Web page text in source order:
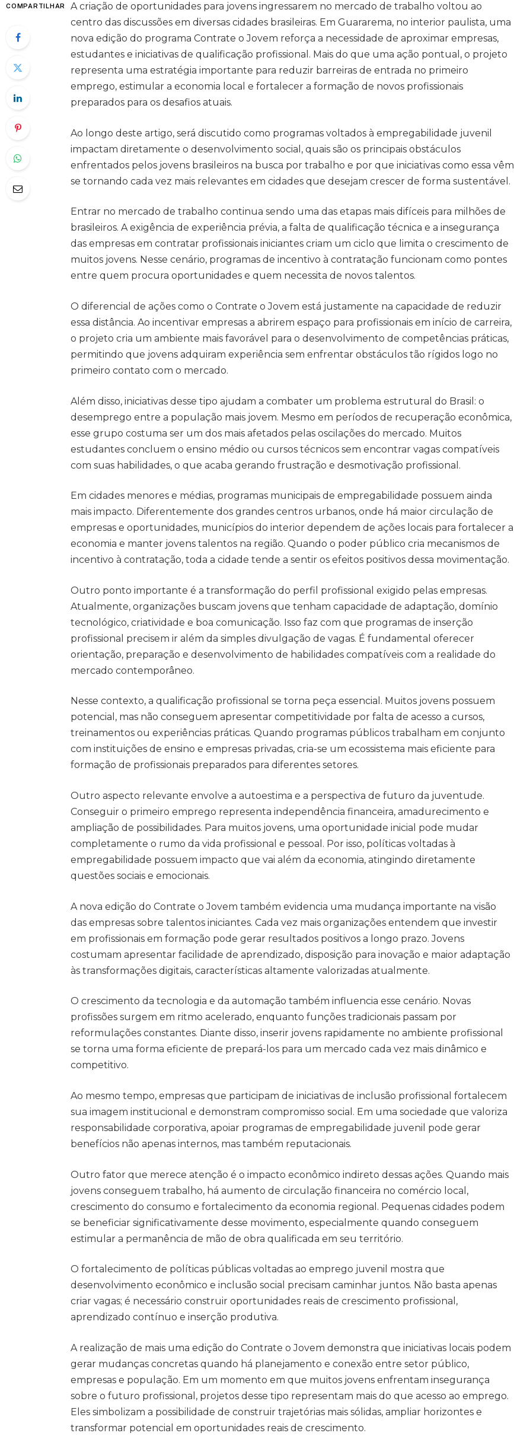
COMPARTILHAR
A criação de oportunidades para jovens ingressarem no mercado de trabalho voltou ao
centro das discussões em diversas cidades brasileiras. Em Guararema, no interior paulista, uma
nova edição do programa Contrate o Jovem reforça a necessidade de aproximar empresas,
estudantes e iniciativas de qualificação profissional. Mais do que uma ação pontual, o projeto
representa uma estratégia importante para reduzir barreiras de entrada no primeiro
emprego, estimular a economia local e fortalecer a formação de novos profissionais
preparados para os desafios atuais.
Ao longo deste artigo, será discutido como programas voltados à empregabilidade juvenil
impactam diretamente o desenvolvimento social, quais são os principais obstáculos
enfrentados pelos jovens brasileiros na busca por trabalho e por que iniciativas como essa vêm
se tornando cada vez mais relevantes em cidades que desejam crescer de forma sustentável.
Entrar no mercado de trabalho continua sendo uma das etapas mais difíceis para milhões de
brasileiros. A exigência de experiência prévia, a falta de qualificação técnica e a insegurança
das empresas em contratar profissionais iniciantes criam um ciclo que limita o crescimento de
muitos jovens. Nesse cenário, programas de incentivo à contratação funcionam como pontes
entre quem procura oportunidades e quem necessita de novos talentos.
O diferencial de ações como o Contrate o Jovem está justamente na capacidade de reduzir
essa distância. Ao incentivar empresas a abrirem espaço para profissionais em início de carreira,
o projeto cria um ambiente mais favorável para o desenvolvimento de competências práticas,
permitindo que jovens adquiram experiência sem enfrentar obstáculos tão rígidos logo no
primeiro contato com o mercado.
Além disso, iniciativas desse tipo ajudam a combater um problema estrutural do Brasil: o
desemprego entre a população mais jovem. Mesmo em períodos de recuperação econômica,
esse grupo costuma ser um dos mais afetados pelas oscilações do mercado. Muitos
estudantes concluem o ensino médio ou cursos técnicos sem encontrar vagas compatíveis
com suas habilidades, o que acaba gerando frustração e desmotivação profissional.
Em cidades menores e médias, programas municipais de empregabilidade possuem ainda
mais impacto. Diferentemente dos grandes centros urbanos, onde há maior circulação de
empresas e oportunidades, municípios do interior dependem de ações locais para fortalecer a
economia e manter jovens talentos na região. Quando o poder público cria mecanismos de
incentivo à contratação, toda a cidade tende a sentir os efeitos positivos dessa movimentação.
Outro ponto importante é a transformação do perfil profissional exigido pelas empresas.
Atualmente, organizações buscam jovens que tenham capacidade de adaptação, domínio
tecnológico, criatividade e boa comunicação. Isso faz com que programas de inserção
profissional precisem ir além da simples divulgação de vagas. É fundamental oferecer
orientação, preparação e desenvolvimento de habilidades compatíveis com a realidade do
mercado contemporâneo.
Nesse contexto, a qualificação profissional se torna peça essencial. Muitos jovens possuem
potencial, mas não conseguem apresentar competitividade por falta de acesso a cursos,
treinamentos ou experiências práticas. Quando programas públicos trabalham em conjunto
com instituições de ensino e empresas privadas, cria-se um ecossistema mais eficiente para
formação de profissionais preparados para diferentes setores.
Outro aspecto relevante envolve a autoestima e a perspectiva de futuro da juventude.
Conseguir o primeiro emprego representa independência financeira, amadurecimento e
ampliação de possibilidades. Para muitos jovens, uma oportunidade inicial pode mudar
completamente o rumo da vida profissional e pessoal. Por isso, políticas voltadas à
empregabilidade possuem impacto que vai além da economia, atingindo diretamente
questões sociais e emocionais.
A nova edição do Contrate o Jovem também evidencia uma mudança importante na visão
das empresas sobre talentos iniciantes. Cada vez mais organizações entendem que investir
em profissionais em formação pode gerar resultados positivos a longo prazo. Jovens
costumam apresentar facilidade de aprendizado, disposição para inovação e maior adaptação
às transformações digitais, características altamente valorizadas atualmente.
O crescimento da tecnologia e da automação também influencia esse cenário. Novas
profissões surgem em ritmo acelerado, enquanto funções tradicionais passam por
reformulações constantes. Diante disso, inserir jovens rapidamente no ambiente profissional
se torna uma forma eficiente de prepará-los para um mercado cada vez mais dinâmico e
competitivo.
Ao mesmo tempo, empresas que participam de iniciativas de inclusão profissional fortalecem
sua imagem institucional e demonstram compromisso social. Em uma sociedade que valoriza
responsabilidade corporativa, apoiar programas de empregabilidade juvenil pode gerar
benefícios não apenas internos, mas também reputacionais.
Outro fator que merece atenção é o impacto econômico indireto dessas ações. Quando mais
jovens conseguem trabalho, há aumento de circulação financeira no comércio local,
crescimento do consumo e fortalecimento da economia regional. Pequenas cidades podem
se beneficiar significativamente desse movimento, especialmente quando conseguem
estimular a permanência de mão de obra qualificada em seu território.
O fortalecimento de políticas públicas voltadas ao emprego juvenil mostra que
desenvolvimento econômico e inclusão social precisam caminhar juntos. Não basta apenas
criar vagas; é necessário construir oportunidades reais de crescimento profissional,
aprendizado contínuo e inserção produtiva.
A realização de mais uma edição do Contrate o Jovem demonstra que iniciativas locais podem
gerar mudanças concretas quando há planejamento e conexão entre setor público,
empresas e população. Em um momento em que muitos jovens enfrentam insegurança
sobre o futuro profissional, projetos desse tipo representam mais do que acesso ao emprego.
Eles simbolizam a possibilidade de construir trajetórias mais sólidas, ampliar horizontes e
transformar potencial em oportunidades reais de crescimento.